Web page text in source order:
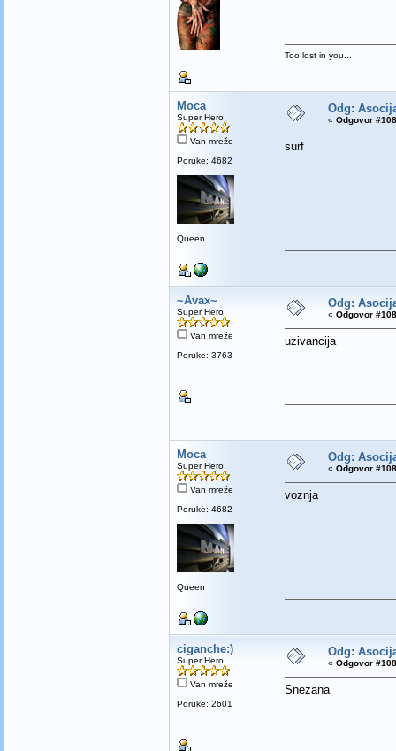
Too lost in you...
Moca
Super Hero
Van mreže
Poruke: 4682
Queen
Odg:
« Odgovor
surf
~Avax~
Super Hero
Van mreže
Poruke: 3763
Odg:
« Odgovor
uzivancija
Moca
Super Hero
Van mreže
Poruke: 4682
Queen
Odg:
« Odgovor
voznja
ciganche:)
Super Hero
Van mreže
Poruke: 2601
Odg:
« Odgovor
Snezana